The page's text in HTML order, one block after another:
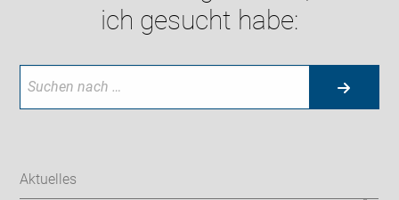
ich gesucht habe:
Aktuelles